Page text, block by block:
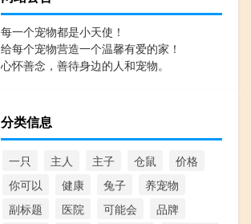
每一个宠物都是小天使！
给每个宠物营造一个温馨有爱的家！
心怀善念，善待身边的人和宠物。
分类信息
一只 主人 主子 仓鼠
价格
你可以
健康 兔子
养宠物
副标题
医院 可能会
品牌